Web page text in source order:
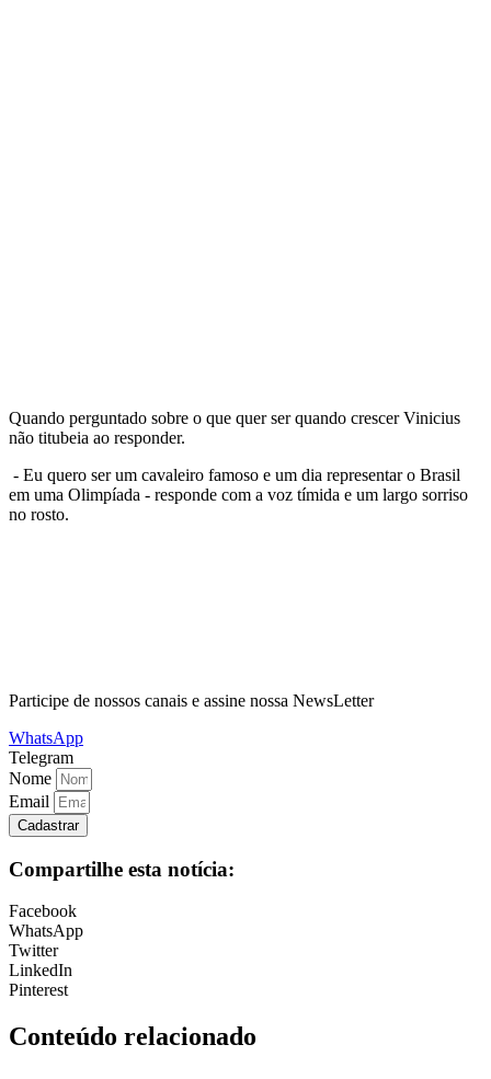
Quando perguntado sobre o que quer ser quando crescer Vinicius
não titubeia ao responder.
- Eu quero ser um cavaleiro famoso e um dia representar o Brasil
em uma Olimpíada - responde com a voz tímida e um largo sorriso
no rosto.
Participe de nossos canais e assine nossa NewsLetter
WhatsApp
Telegram
Nome
Email
Cadastrar
Compartilhe esta notícia:
Facebook
WhatsApp
Twitter
LinkedIn
Pinterest
Conteúdo relacionado